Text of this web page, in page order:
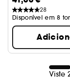
28
Disponível em 8
Viste